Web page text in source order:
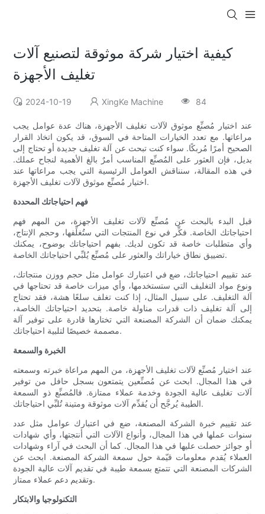
كيفية اختيار شركة موثوقة لتصنيع آلات
تغليف الأجهزة
2024-10-19 XingKe Machine 84
عند اختيار مُصنِّع موثوق لآلات تغليف الأجهزة، هناك عدة عوامل يجب
مراعاتها. مع تعدد الخيارات المتاحة في السوق، قد يكون اتخاذ القرار
الصحيح أمرًا مُربكًا. سواء كنت تبحث عن آلة تغليف جديدة أو تحتاج إلى
بديل، فإن العثور على المُصنِّع المناسب أمرٌ بالغ الأهمية لنجاح عملك.
في هذه المقالة، سنناقش العوامل الرئيسية التي يجب مراعاتها عند
اختيار مُصنِّع موثوق لآلات تغليف الأجهزة.
فهم احتياجاتك المحددة
قبل البدء بالبحث عن مُصنِّع لآلات تغليف الأجهزة، من المهم فهم
احتياجاتك الخاصة. فكِّر في نوع المنتجات التي ستُغلِّفها، وحجم الإنتاج،
وأي متطلبات خاصة قد تكون لديك. بفهم احتياجاتك بوضوح، يمكنك
تضييق نطاق خياراتك والعثور على مُصنِّع يُلبِّي احتياجاتك الخاصة.
عند تقييم احتياجاتك، ضع في اعتبارك عوامل مثل حجم ووزن منتجاتك،
ونوع مواد التغليف التي ستستخدمها، وأي ميزات خاصة قد تحتاجها في
آلة التغليف. على سبيل المثال، إذا كنت تغلف سلعًا هشة، فقد تحتاج
إلى آلة تغليف ذات قدرات مناولة خاصة. بتحديد احتياجاتك الخاصة،
يمكنك ضمان أن الشركة المصنعة التي تختارها قادرة على توفير آلة
مصممة خصيصًا لتلبية احتياجاتك.
الخبرة والسمعة
عند اختيار مُصنِّع لآلات تغليف الأجهزة، من المهم مراعاة خبرته وسمعته
في هذا المجال. ابحث عن مُصنِّعين يتمتعون بسجل حافل من توفير
آلات تغليف عالية الجودة وخدمة عملاء ممتازة. فالمُصنِّع ذو السمعة
الطيبة يُرجَّح أن يُقدِّم آلات موثوقة ومتينة تُلبِّي احتياجاتك.
عند تقييم خبرة الشركة المصنعة، ضع في اعتبارك عوامل مثل عدد
سنوات عملها في هذا المجال، وأنواع الآلات التي أنتجتها، وأي شهادات
أو جوائز حصلت عليها في هذا المجال. كما أن البحث في آراء وشهادات
العملاء يُقدم معلومات قيّمة حول سمعة الشركة المصنعة. ابحث عن
الشركات المصنعة التي تتمتع بسمعة طيبة في تقديم آلات عالية الجودة
وتقديم دعم عملاء ممتاز.
التكنولوجيا والابتكار